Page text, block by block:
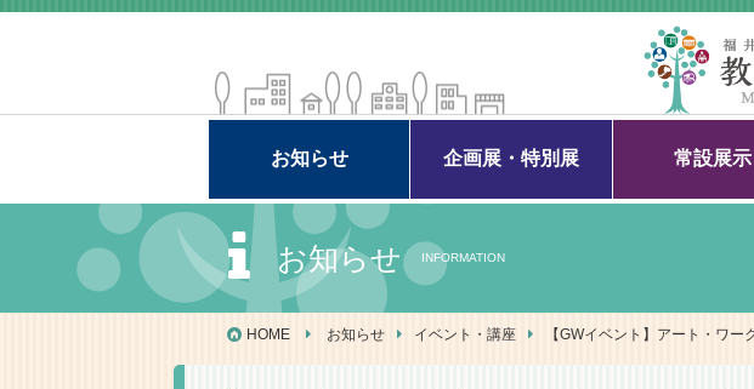
お知らせ 企画展・特別展 常設展示
お知らせ INFORMATION
HOME お知らせ イベント・講座 【GWイベント】アート・ワー